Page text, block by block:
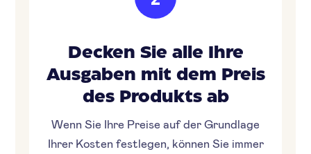
Decken Sie alle Ihre
Ausgaben mit dem Preis
des Produkts ab
Wenn Sie Ihre Preise auf der Grundlage
Ihrer Kosten festlegen, können Sie immer